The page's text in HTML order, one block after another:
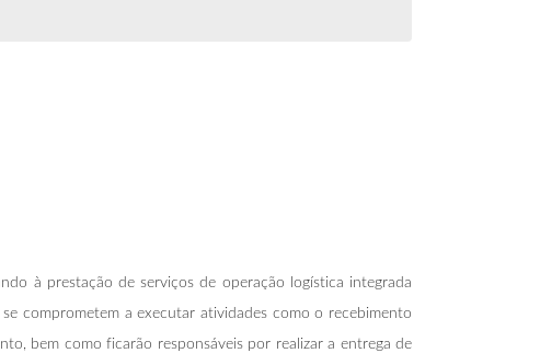
à prestação de serviços de operação logística integrada
comprometem a executar atividades como o recebimento
bem como ficarão responsáveis por realizar a entrega de